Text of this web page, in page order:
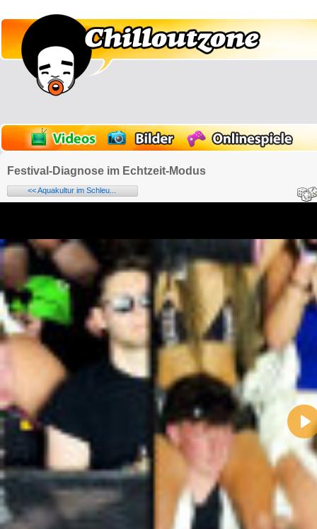
Festival-Diagnose im Echtzeit-Modus
<< Aquakultur im Schleu...
E-Mail-Adresse (optional):
Kommentar: